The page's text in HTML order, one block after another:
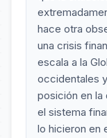
hace otra
una crisis
escala a la
occidentales
posición en la
el sistema
lo hicieron en